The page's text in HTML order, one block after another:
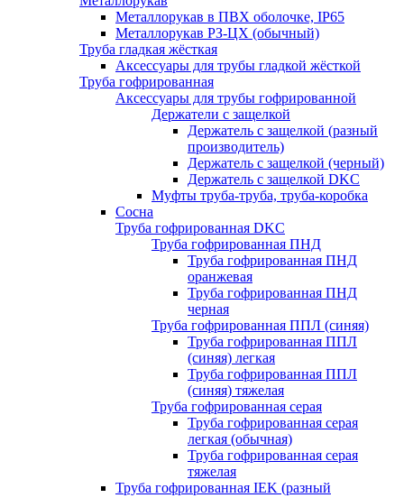
Металлорукав в ПВХ оболочке, IP65
Металлорукав РЗ-ЦХ (обычный)
Труба гладкая жёсткая
Аксессуары для трубы гладкой жёсткой
Труба гофрированная
Аксессуары для трубы гофрированной
Держатели с защелкой
Держатель с защелкой (разный
производитель)
Держатель с защелкой (черный)
Держатель с защелкой DKC
Муфты труба-труба, труба-коробка
Сосна
Труба гофрированная DKC
Труба гофрированная ПНД
Труба гофрированная ПНД
оранжевая
Труба гофрированная ПНД
черная
Труба гофрированная ППЛ (синяя)
Труба гофрированная ППЛ
(синяя) легкая
Труба гофрированная ППЛ
(синяя) тяжелая
Труба гофрированная серая
Труба гофрированная серая
легкая (обычная)
Труба гофрированная серая
тяжелая
Труба гофрированная IEK (разный